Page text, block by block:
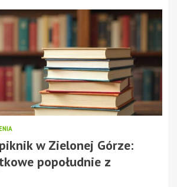
w Zielonej Górze:
popołudnie z